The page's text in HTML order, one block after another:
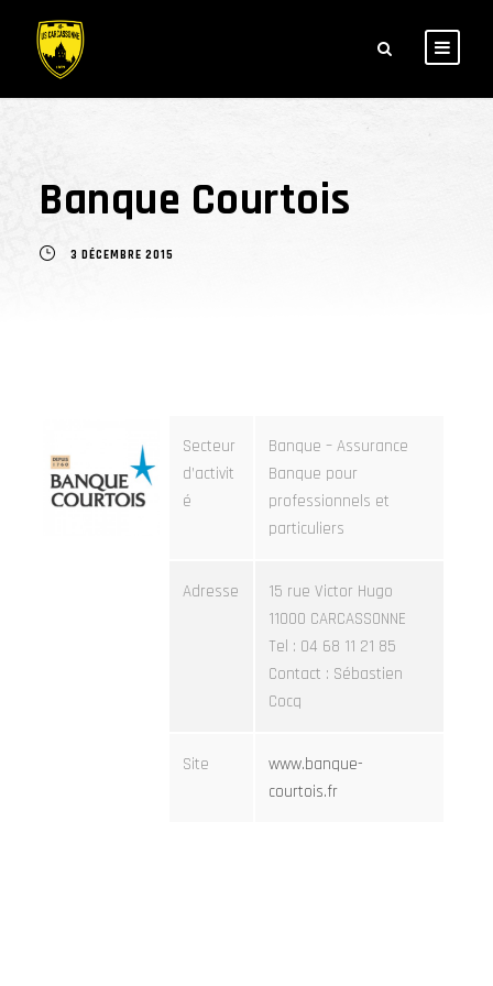
Banque Courtois
3 DÉCEMBRE 2015
Secteur
d’activit
é
Banque – Assurance
Banque pour
professionnels et
particuliers
Adresse
15 rue Victor Hugo
11000 CARCASSONNE
Tel : 04 68 11 21 85
Contact : Sébastien
Cocq
Site
www.banque-
courtois.fr